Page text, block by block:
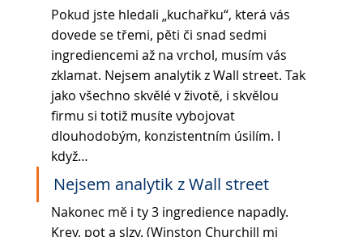
Pokud jste hledali „kuchařku“, která vás
dovede se třemi, pěti či snad sedmi
ingrediencemi až na vrchol, musím vás
zklamat. Nejsem analytik z Wall street. Tak
jako všechno skvělé v životě, i skvělou
firmu si totiž musíte vybojovat
dlouhodobým, konzistentním úsilím. I
když…
Nejsem analytik z Wall street
Nakonec mě i ty 3 ingredience napadly.
Krev, pot a slzy. (Winston Churchill mi